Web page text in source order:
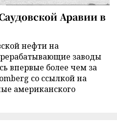
Аравии в
нефти на
заводы
впервые более чем за
со ссылкой на
американского